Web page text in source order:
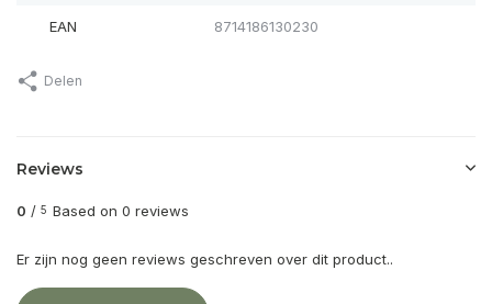
EAN 8714186130230
Delen
Reviews
0 / 5 Based on 0 reviews
Er zijn nog geen reviews geschreven over dit product..